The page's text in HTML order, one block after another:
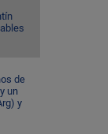
de
un
y